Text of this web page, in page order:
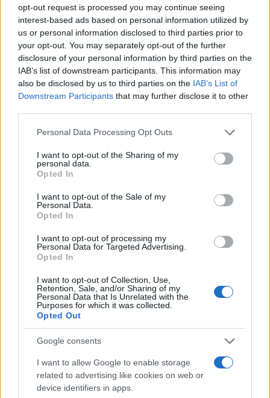
opt-out request is processed you may continue seeing
interest-based ads based on personal information utilized by
us or personal information disclosed to third parties prior to
your opt-out. You may separately opt-out of the further
disclosure of your personal information by third parties on the
IAB’s list of downstream participants. This information may
also be disclosed by us to third parties on the IAB’s List of
Downstream Participants that may further disclose it to other
Please note that this website/app uses one or more Google
not limited to your visit or usage behaviour. You may click to
grant or deny consent to Google and its third-party tags to
use your data for below specified purposes in below Google
consent section.
Personal Data Processing Opt Outs
I want to opt-out of the Sharing of my
personal data.
Opted In
I want to opt-out of the Sale of my
Personal Data.
Opted In
I want to opt-out of processing my
Personal Data for Targeted Advertising.
Opted In
I want to opt-out of Collection, Use,
Retention, Sale, and/or Sharing of my
Personal Data that Is Unrelated with the
Purposes for which it was collected.
Opted Out
Google consents
I want to allow Google to enable storage
related to advertising like cookies on web or
device identifiers in apps.
Inviaci le tue segnalazioni,
i tuoi video e le tue foto
Su WhatsApp al numero +39
345 356 7512
Ricevi le nostre ultime news
daGoogle News
Condividi l'articolo
F
a
ce
b
o
o
k
w
it
te
r
n
te
re
st
h
at
s
p
p
h
a
re
Articolo precedente
Prossimo articolo
NOTIZIE RECENTI